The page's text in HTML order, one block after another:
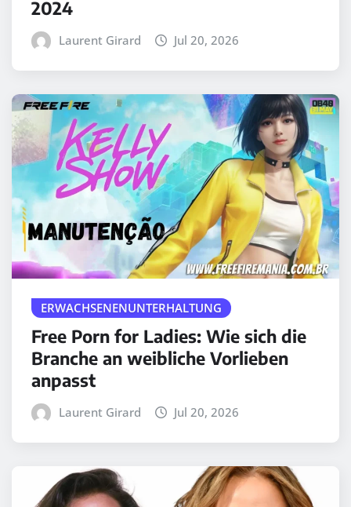
2024
Laurent Girard Jul 20, 2026
ERWACHSENENUNTERHALTUNG
Free Porn for Ladies: Wie sich die
Branche an weibliche Vorlieben
anpasst
Laurent Girard Jul 20, 2026